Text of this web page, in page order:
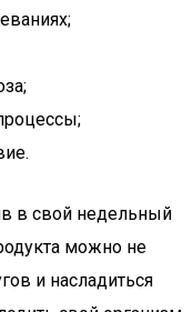
в свой недельный
можно не
и насладиться